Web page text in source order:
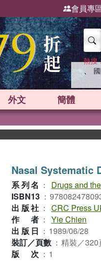
會員專
熱搜
、
外文 簡體
Nasal Systematic
系列名 ：
Drugs and
ISBN13 ：
出版社 ： CRC Press
作者 ： Yie Chien
出版日 ： 1989/06/28
裝訂／頁數 ： 精裝／320
版次 ： 1